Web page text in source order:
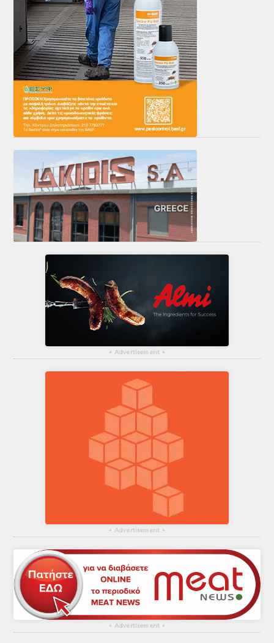
▴ Advertisement ▴
▴ Advertisement ▴
▴ Advertisement ▴